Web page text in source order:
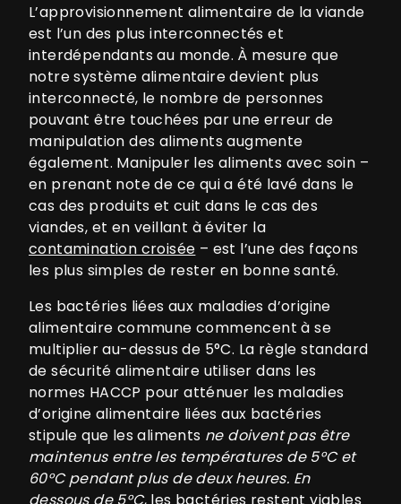
L’approvisionnement alimentaire de la viande
est l’un des plus interconnectés et
interdépendants au monde. À mesure que
notre système alimentaire devient plus
interconnecté, le nombre de personnes
pouvant être touchées par une erreur de
manipulation des aliments augmente
également. Manipuler les aliments avec soin –
en prenant note de ce qui a été lavé dans le
cas des produits et cuit dans le cas des
viandes, et en veillant à éviter la
contamination croisée – est l’une des façons
les plus simples de rester en bonne santé.
Les bactéries liées aux maladies d’origine
alimentaire commune commencent à se
multiplier au-dessus de 5°C. La règle standard
de sécurité alimentaire utiliser dans les
normes HACCP pour atténuer les maladies
d’origine alimentaire liées aux bactéries
stipule que les aliments ne doivent pas être
maintenus entre les températures de 5°C et
60°C pendant plus de deux heures. En